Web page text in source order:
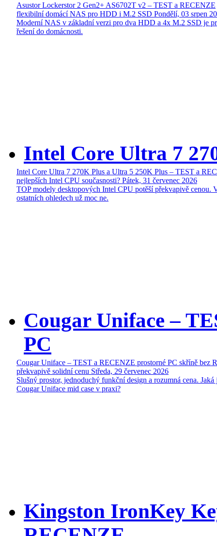
Asustor Lockerstor 2 Gen2+ AS6702T v2 – TEST a RECENZE
flexibilní domácí NAS pro HDD i M.2 SSD Pondělí, 03 srpen
Moderní NAS v základní verzi pro dva HDD a 4x M.2 SSD je
řešení do domácnosti.
Intel Core Ultra 7
Intel Core Ultra 7 270K Plus a Ultra 5 250K Plus – TEST a
nejlepších Intel CPU současnosti? Pátek, 31 červenec 2026
TOP modely desktopových Intel CPU potěší překvapivě cenou.
ostatních ohledech už moc ne.
Cougar Uniface –
PC
Cougar Uniface – TEST a RECENZE prostorné PC skříně bez
překvapivě solidní cenu Středa, 29 červenec 2026
Slušný prostor, jednoduchý funkční design a rozumná cena. Jaká
Cougar Uniface mid case v praxi?
Kingston IronKey